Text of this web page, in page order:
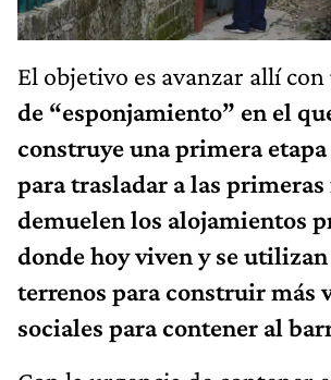
El objetivo es avanzar allí con
de “esponjamiento” en el
construye una primera
para trasladar a las
demuelen los alojamientos
donde hoy viven y se utilizan
terrenos para construir más
sociales para contener al